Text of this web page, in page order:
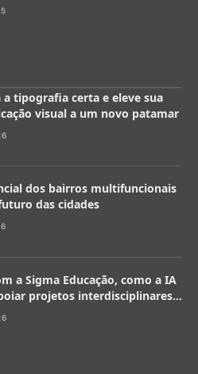
a tipografia certa e eleve sua
visual a um novo patamar
dos bairros multifuncionais
das cidades
a Sigma Educação, como a IA
projetos interdisciplinares